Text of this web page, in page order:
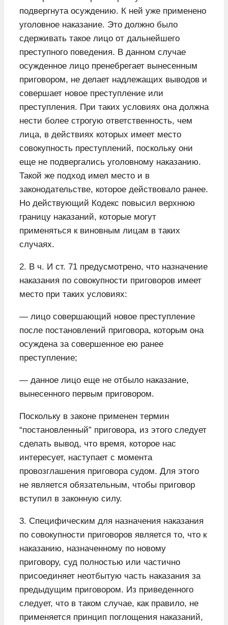
подвергнута осуждению. К ней уже применено
уголовное наказание. Это должно было
сдерживать такое лицо от дальнейшего
преступного поведения. В данном случае
осужденное лицо пренебрегает вынесенным
приговором, не делает надлежащих выводов и
совершает новое преступление или
преступления. При таких условиях она должна
нести более строгую ответственность, чем
лица, в действиях которых имеет место
совокупность преступлений, поскольку они
еще не подвергались уголовному наказанию.
Такой же подход имел место и в
законодательстве, которое действовало ранее.
Но действующий Кодекс повысил верхнюю
границу наказаний, которые могут
применяться к виновным лицам в таких
случаях.
2. В ч. И ст. 71 предусмотрено, что назначение
наказания по совокупности приговоров имеет
место при таких условиях:
— лицо совершающий новое преступление
после постановлений приговора, которым она
осуждена за совершенное ею ранее
преступление;
— данное лицо еще не отбыло наказание,
вынесенного первым приговором.
Поскольку в законе применен термин
“постановленный” приговора, из этого следует
сделать вывод, что время, которое нас
интересует, наступает с момента
провозглашения приговора судом. Для этого
не является обязательным, чтобы приговор
вступил в законную силу.
3. Специфическим для назначения наказания
по совокупности приговоров является то, что к
наказанию, назначенному по новому
приговору, суд полностью или частично
присоединяет неотбытую часть наказания за
предыдущим приговором. Из приведенного
следует, что в таком случае, как правило, не
применяется принцип поглощения наказаний,